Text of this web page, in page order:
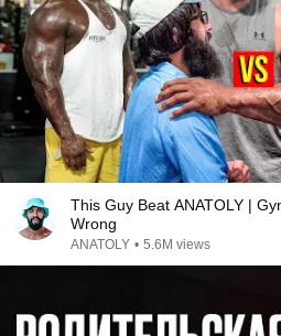
This Guy Beat ANATOLY |
Wrong
ANATOLY • 5.6M views